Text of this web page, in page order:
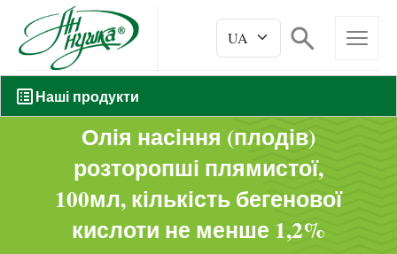
Наші продукти
Олія насіння (плодів)
розторопші плямистої,
100мл, кількість бегенової
кислоти не менше 1,2%